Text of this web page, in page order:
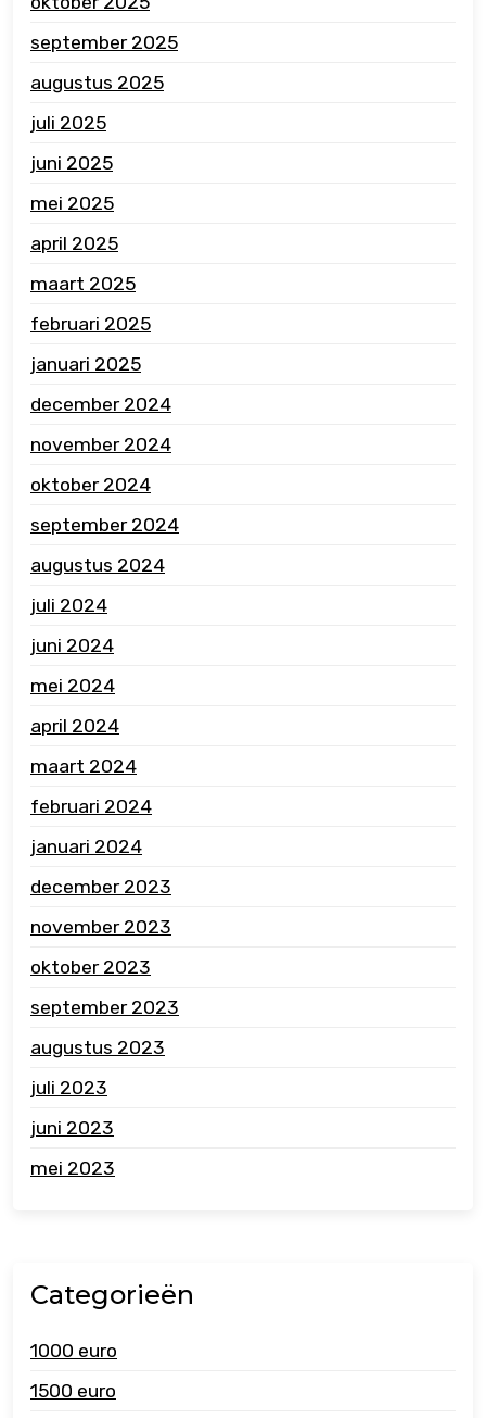
september 2025
augustus 2025
juli 2025
juni 2025
mei 2025
april 2025
maart 2025
februari 2025
januari 2025
december 2024
november 2024
oktober 2024
september 2024
augustus 2024
juli 2024
juni 2024
mei 2024
april 2024
maart 2024
februari 2024
januari 2024
december 2023
november 2023
oktober 2023
september 2023
augustus 2023
juli 2023
juni 2023
mei 2023
Categorieën
1000 euro
1500 euro